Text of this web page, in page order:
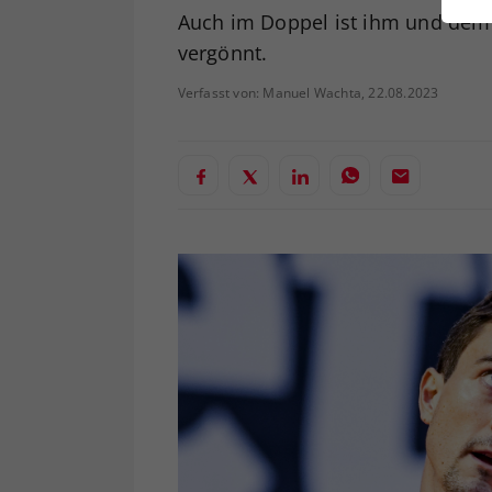
Auch im Doppel ist ihm und
vergönnt.
Verfasst von: Manuel Wachta, 22.08.2023